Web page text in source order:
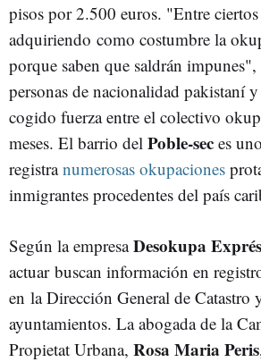
pisos por 2.500 euros. "Entre ciertos
adquiriendo como costumbre la
porque saben que saldrán
personas de nacionalidad pakistaní
cogido fuerza entre el colectivo
meses. El barrio del Poble-sec es
registranumerosas okupaciones
inmigrantes procedentes del país
Según la empresaDesokupa Exprés
actuar buscan información en
en la Dirección General de Catastro
ayuntamientos. La abogada de la
Propietat Urbana, Rosa Maria Peris